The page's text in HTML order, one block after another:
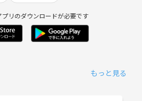
プリのダウンロードが必要です
もっと見る